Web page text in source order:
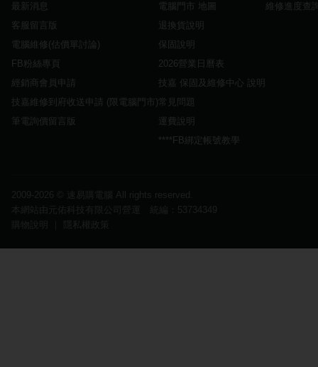
最新消息
客服留言版
電腦維修(估價單討論)
FB粉絲專頁
經銷商會員申請
技嘉維修到府收送申請 (限電腦門市)
筆電詢價留言版
電腦門市 地圖
退換貨說明
保固說明
2026營業日曆表
技嘉 保固及維修中心 說明
常見問題
運費說明
****FB綁定帳號教學
維修進度查